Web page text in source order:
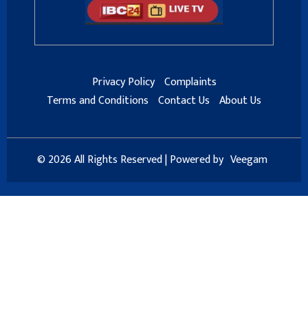
Privacy Policy Complaints
Terms and Conditions Contact Us About Us
© 2026 All Rights Reserved | Powered by Veegam